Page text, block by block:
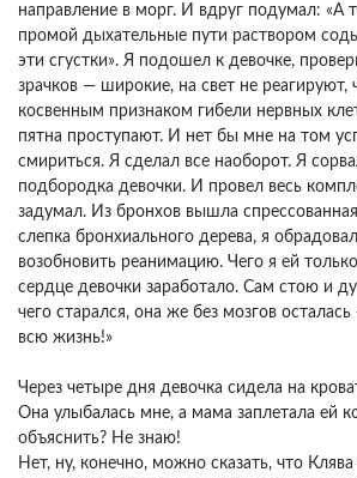
направление в морг. И вдруг подумал: «А
промой дыхательные пути раствором
эти сгустки». Я подошел к девочке,
зрачков — широкие, на свет не реагируют,
косвенным признаком гибели нервных
пятна проступают. И нет бы мне на том
смириться. Я сделал все наоборот. Я
подбородка девочки. И провел весь
задумал. Из бронхов вышла
слепка бронхиального дерева, я
возобновить реанимацию. Чего я ей
сердце девочки заработало. Сам стою и
чего старался, она же без мозгов
всю жизнь!»
Через четыре дня девочка сидела на
Она улыбалась мне, а мама заплетала ей
объяснить? Не знаю!
Нет, ну, конечно, можно сказать, что